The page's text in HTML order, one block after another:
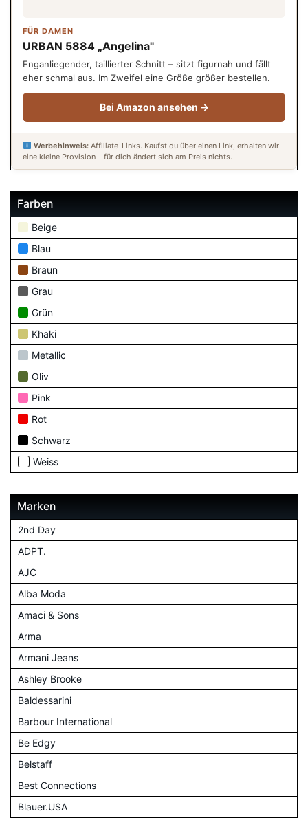
FÜR DAMEN
URBAN 5884 „Angelina"
Enganliegender, taillierter Schnitt – sitzt figurnah und fällt
eher schmal aus. Im Zweifel eine Größe größer bestellen.
Bei Amazon ansehen →
Werbehinweis:Affiliate-Links. Kaufst du über einen Link, erhalten wir
eine kleine Provision – für dich ändert sich am Preis nichts.
Farben
Beige
Blau
Braun
Grau
Grün
Khaki
Metallic
Oliv
Pink
Rot
Schwarz
Weiss
Marken
2nd Day
ADPT.
AJC
Alba Moda
Amaci & Sons
Arma
Armani Jeans
Ashley Brooke
Baldessarini
Barbour International
Be Edgy
Belstaff
Best Connections
Blauer.USA